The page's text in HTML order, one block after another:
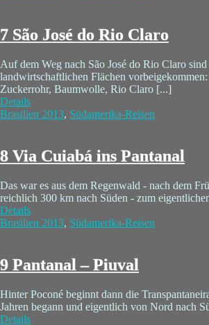
7 São José do Rio Claro
Auf dem Weg nach São José do Rio Claro
landwirtschaftlichen Flächen
Zuckerrohr, Baumwolle, Rio Claro [...]
Details
Brasilien 2013, Südamerika-Reisen
8 Via Cuiabá ins Pantanal
Das war es aus dem Regenwald - nach dem
reichlich 300 km nach Süden - zum
Details
Brasilien 2013, Südamerika-Reisen
9 Pantanal – Piuval
Hinter Poconé beginnt dann die
Jahren begann und eigentlich von Nord nach
Details